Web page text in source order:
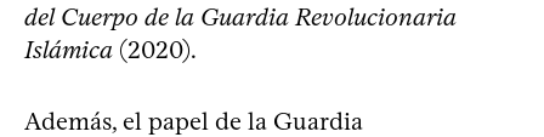
del Cuerpo de la Guardia Revolucionaria
Islámica (2020).
Además, el papel de la Guardia